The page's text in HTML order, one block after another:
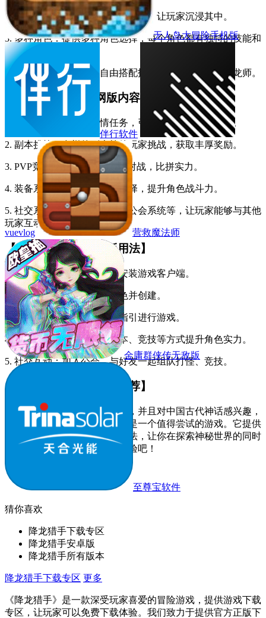
2. 丰富剧情：引人入胜的故事情节，让玩家沉浸其中。
3. 多种角色：提供多种角色选择，每个角色都有独特的技能和
成长路径。
4. 自由组合：玩家可以自由搭配技能，打造个性化的降龙师。
【降龙猎手游戏官网版内容】
1. 主线任务：丰富的剧情任务，引导玩家逐步探索世界。
2. 副本挑战：多样的副本等待玩家挑战，获取丰厚奖励。
3. PVP竞技：与其他玩家实时对战，比拼实力。
4. 装备系统：提供多种装备选择，提升角色战斗力。
5. 社交系统：支持好友系统、公会系统等，让玩家能够与其他
玩家互动交流。
【降龙猎手游戏官网版用法】
1. 下载安装：在官网下载并安装游戏客户端。
2. 创建角色：选择喜欢的角色并创建。
3. 完成任务：按照主线任务指引进行游戏。
4. 提升实力：通过打怪、副本、竞技等方式提升角色实力。
5. 社交互动：加入公会，与好友一起组队打怪、竞技。
【降龙猎手游戏官网版推荐】
如果你喜欢冒险角色扮演游戏，并且对中国古代神话感兴趣，
那么降龙猎手游戏官网版绝对是一个值得尝试的游戏。它提供
了丰富的游戏内容和多样的玩法，让你在探索神秘世界的同时
享受游戏的乐趣。赶快下载体验吧！
无人岛大冒险手机版
伴行软件
vuevlog 营救魔法师
金庸群侠传无敌版
至尊宝软件
猜你喜欢
降龙猎手下载专区
降龙猎手安卓版
降龙猎手所有版本
降龙猎手下载专区 更多
《降龙猎手》是一款深受玩家喜爱的冒险游戏，提供游戏下载
专区，让玩家可以免费下载体验。我们致力于提供官方正版下